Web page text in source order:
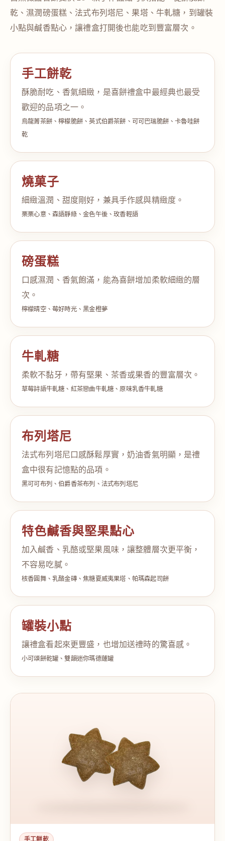
乾、濕潤磅蛋糕、法式布列塔尼、果塔、牛軋糖，到罐裝
小點與鹹香點心，讓禮盒打開後也能吃到豐富層次。
手工餅乾
酥脆耐吃、香氣細緻，是喜餅禮盒中最經典也最受
歡迎的品項之一。
烏龍菁茶餅、檸檬脆餅、英式伯爵茶餅、可可巴瑞脆餅、卡魯哇餅
乾
燒菓子
細緻溫潤、甜度剛好，兼具手作感與精緻度。
栗栗心意、森語靜綠、金色午後、玫香輕語
磅蛋糕
口感濕潤、香氣飽滿，能為喜餅增加柔軟細緻的層
次。
檸檬晴空、莓好時光、黑金橙夢
牛軋糖
柔軟不黏牙，帶有堅果、茶香或果香的豐富層次。
草莓詩語牛軋糖、紅茶戀曲牛軋糖、原味乳香牛軋糖
布列塔尼
法式布列塔尼口感酥鬆厚實，奶油香氣明顯，是禮
盒中很有記憶點的品項。
黑可可布列、伯爵香茶布列、法式布列塔尼
特色鹹香與堅果點心
加入鹹香、乳酪或堅果風味，讓整體層次更平衡，
不容易吃膩。
核香圓舞、乳酪金磚、焦糖夏威夷果塔、帕瑪森起司餅
罐裝小點
讓禮盒看起來更豐盛，也增加送禮時的驚喜感。
小可頌餅乾罐、雙韻迷你瑪德蓮罐
手工餅乾